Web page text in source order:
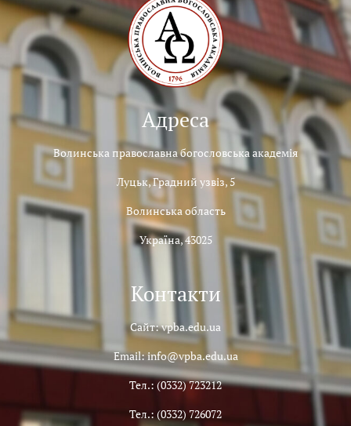
Адреса
Волинська православна богословська академія
Луцьк, Градний узвіз, 5
Волинська область
Україна, 43025
Контакти
Сайт: vpba.edu.ua
Email: info@vpba.edu.ua
Тел.: (0332) 723212
Тел.: (0332) 726072